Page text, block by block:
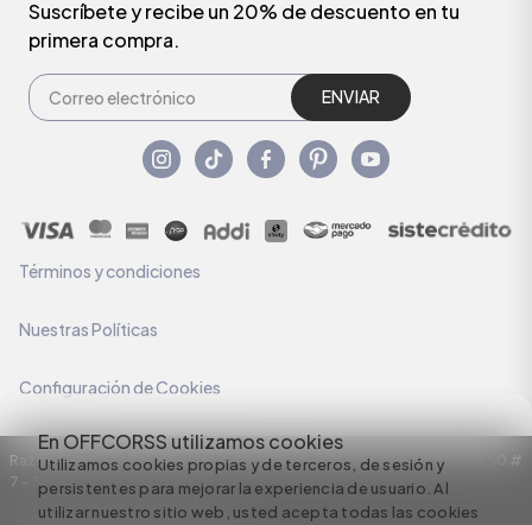
En OFFCORSS utilizamos cookies
Utilizamos cookies propias y de terceros, de sesión y
persistentes para mejorar la experiencia de usuario. Al
utilizar nuestro sitio web, usted acepta todas las cookies
Suscríbete y recibe un 20% de descuento en tu
primera compra.
ENVIAR
Términos y condiciones
Nuestras Políticas
Configuración de Cookies
Razón Social: C.I HERMECO S.A. NIT: 890924167-6 Dirección: Carrera 50 #
7 – 35